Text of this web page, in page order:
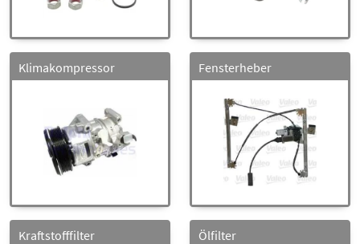
Klimakompressor Fensterheber
Kraftstofffilter Ölfilter